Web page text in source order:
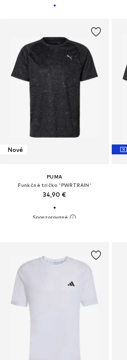
Nové
PUMA
Funkčné tričko 'PWRTRAIN'
34,90 €